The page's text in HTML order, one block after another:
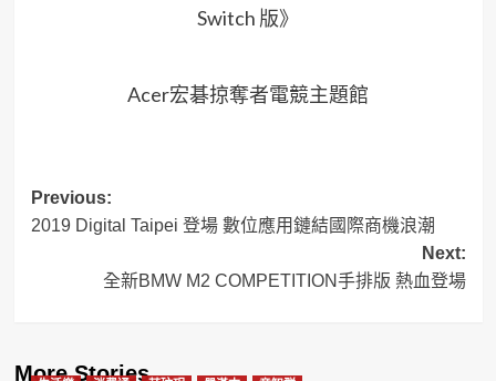
Switch 版》
Acer宏碁掠奪者電競主題館
Post
navigation
Previous:
2019 Digital Taipei 登場 數位應用鏈結國際商機浪潮
Next:
全新BMW M2 COMPETITION手排版 熱血登場
More Stories